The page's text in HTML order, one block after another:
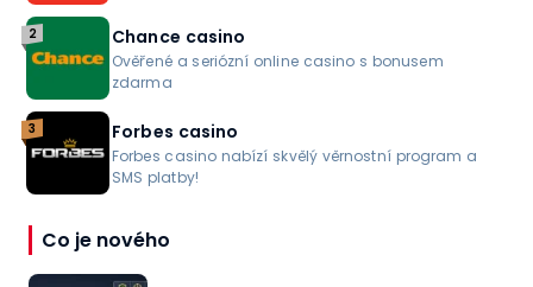
2 Chance casino
Ověřené a seriózní online casino s bonusem
zdarma
3 Forbes casino
Forbes casino nabízí skvělý věrnostní program a
SMS platby!
Co je nového